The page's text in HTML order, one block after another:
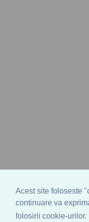
Acest site foloseste
continuare va
folosirii cookie-urilor.